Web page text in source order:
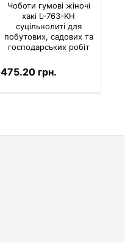
Чоботи гумові жіночі
хакі L-763-KH
суцільнолиті для
побутових, садових та
господарських робіт
475.20 грн.